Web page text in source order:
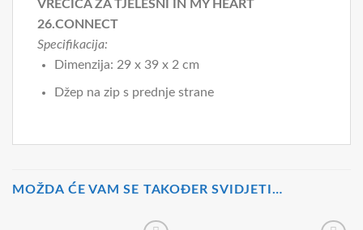
VREĆICA ZA TJELESNI IN MY HEART
26.CONNECT
Specifikacija:
Dimenzija: 29 x 39 x 2 cm
Džep na zip s prednje strane
MOŽDA ĆE VAM SE TAKOĐER SVIDJETI…